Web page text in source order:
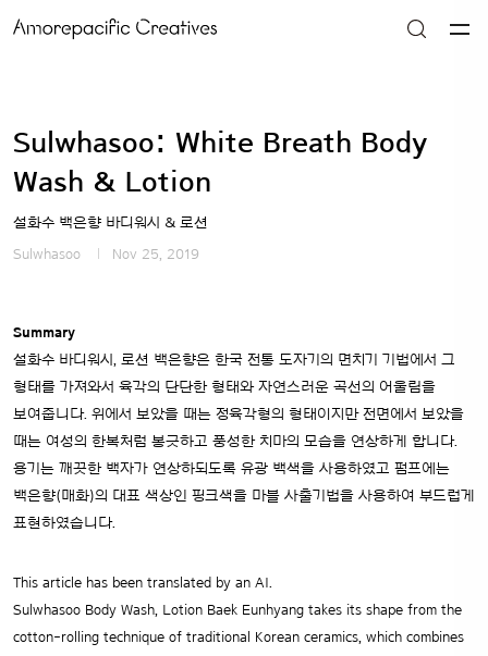
Sulwhasoo: White Breath Body
Wash & Lotion
설화수 백은향 바디워시 & 로션
Sulwhasoo Nov 25, 2019
Summary
설화수 바디워시, 로션 백은향은 한국 전통 도자기의 면치기 기법에서 그
형태를 가져와서 육각의 단단한 형태와 자연스러운 곡선의 어울림을
보여줍니다. 위에서 보았을 때는 정육각형의 형태이지만 전면에서 보았을
때는 여성의 한복처럼 봉긋하고 풍성한 치마의 모습을 연상하게 합니다.
용기는 깨끗한 백자가 연상하되도록 유광 백색을 사용하였고 펌프에는
백은향(매화)의 대표 색상인 핑크색을 마블 사출기법을 사용하여 부드럽게
표현하였습니다.
This article has been translated by an AI.
Sulwhasoo Body Wash, Lotion Baek Eunhyang takes its shape from the
cotton-rolling technique of traditional Korean ceramics, which combines